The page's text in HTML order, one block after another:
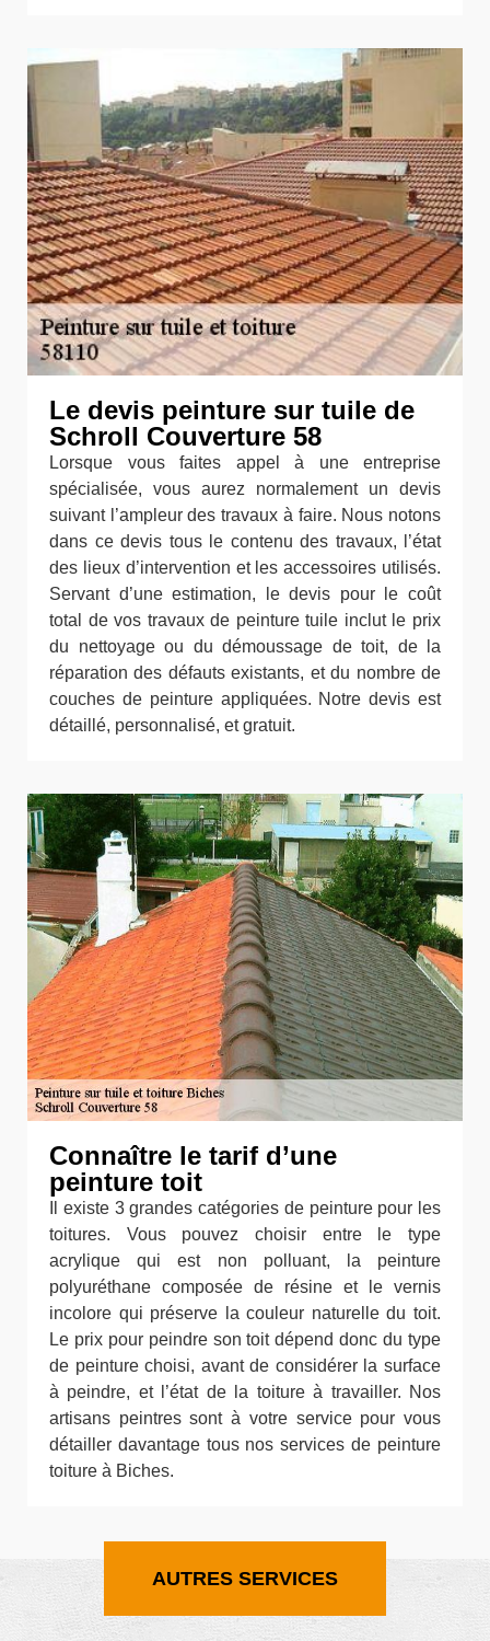
Le devis peinture sur tuile de
Schroll Couverture 58
Lorsque vous faites appel à une entreprise
spécialisée, vous aurez normalement un devis
suivant l’ampleur des travaux à faire. Nous notons
dans ce devis tous le contenu des travaux, l’état
des lieux d’intervention et les accessoires utilisés.
Servant d’une estimation, le devis pour le coût
total de vos travaux de peinture tuile inclut le prix
du nettoyage ou du démoussage de toit, de la
réparation des défauts existants, et du nombre de
couches de peinture appliquées. Notre devis est
détaillé, personnalisé, et gratuit.
Connaître le tarif d’une
peinture toit
Il existe 3 grandes catégories de peinture pour les
toitures. Vous pouvez choisir entre le type
acrylique qui est non polluant, la peinture
polyuréthane composée de résine et le vernis
incolore qui préserve la couleur naturelle du toit.
Le prix pour peindre son toit dépend donc du type
de peinture choisi, avant de considérer la surface
à peindre, et l’état de la toiture à travailler. Nos
artisans peintres sont à votre service pour vous
détailler davantage tous nos services de peinture
toiture à Biches.
AUTRES SERVICES